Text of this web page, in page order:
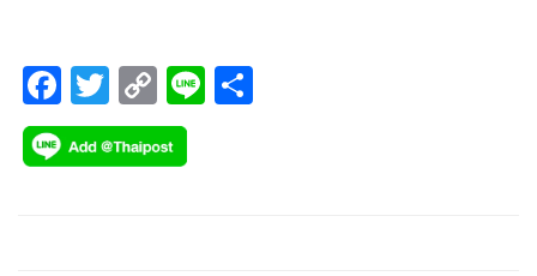
เคลื่อนความปลอดภัยให้ชุมชนทั่วภูมิภาค
F
ac
e
T
wi
tt
C
o
p
Li